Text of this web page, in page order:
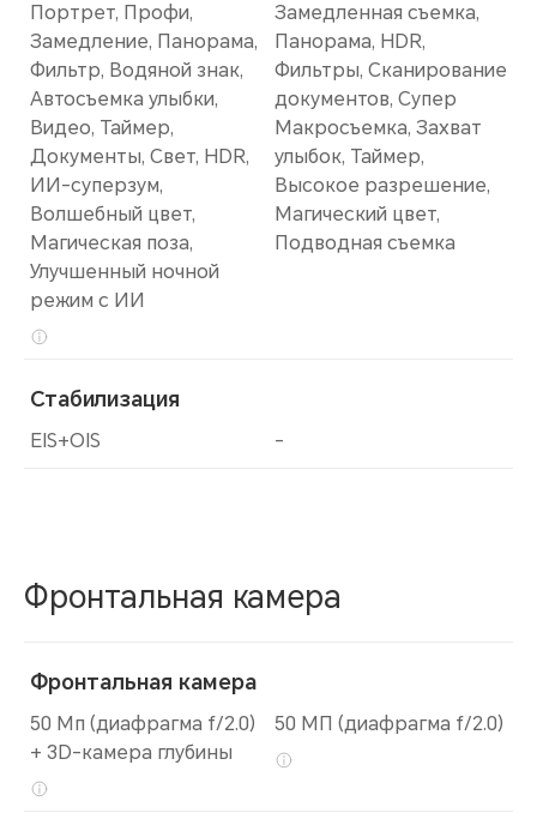
Портрет, Профи,
Замедление, Панорама,
Фильтр, Водяной знак,
Автосъемка улыбки,
Видео, Таймер,
Документы, Свет, HDR,
ИИ-суперзум,
Волшебный цвет,
Магическая поза,
Улучшенный ночной
режим с ИИ
Стабилизация
EIS+OIS
Замедленная съемка,
Панорама, HDR,
Фильтры, Сканирование
документов, Супер
Макросъемка, Захват
улыбок, Таймер,
Высокое разрешение,
Магический цвет,
Подводная съемка
-
Фронтальная камера
Фронтальная камера
50 Мп (диафрагма f/2.0)
+ 3D-камера глубины
50 МП (диафрагма f/2.0)